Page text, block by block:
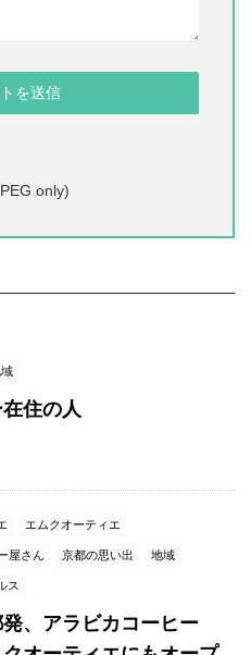
only)
住の人
エムクオーティエ
屋さん 京都の思い出 地域
ス
、アラビカコーヒー